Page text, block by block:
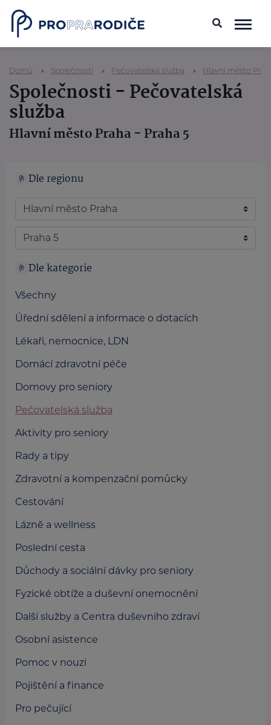
Domů Společnosti Pečovatelská služba Hlavní město
Společnosti - Pečovatelská
služba
Hlavní město Praha - Praha 5
Dle regionu
Dle kategorie
Všechny
Úřední sdělení a informace o dotacích
Lékaři, nemocnice, LDN
Domácí zdravotní péče
Domovy pro seniory
Pečovatelská služba
Aktivity pro seniory
Rady a tipy
Zdravotní a kompenzační pomůcky
Cestování
Lázně a wellness
Poslední cesta
Důchody a sociální dávky pro seniory
Fyzické obtíže a duševní onemocnění
Další služby a Centra duševního zdraví
Osobní asistence
Pomoc v nouzi
Pojištění a finance
Pro pečující